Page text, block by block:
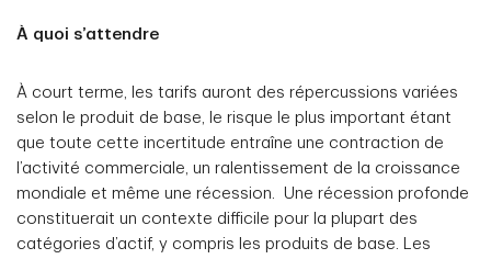
À quoi s’attendre
À court terme, les tarifs auront des répercussions variées
selon le produit de base, le risque le plus important étant
que toute cette incertitude entraîne une contraction de
l’activité commerciale, un ralentissement de la croissance
mondiale et même une récession. Une récession profonde
constituerait un contexte difficile pour la plupart des
catégories d’actif, y compris les produits de base. Les